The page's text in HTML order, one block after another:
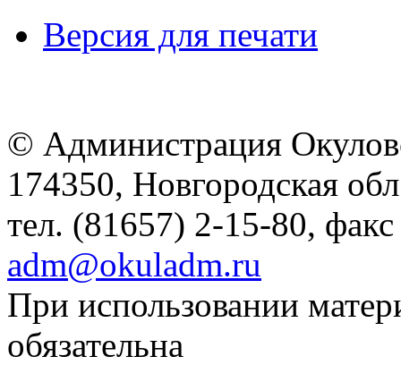
Версия для печати
© Администрация
174350, Новгородская
тел. (81657) 2-15-80,
adm@okuladm.ru
При использовании
обязательна